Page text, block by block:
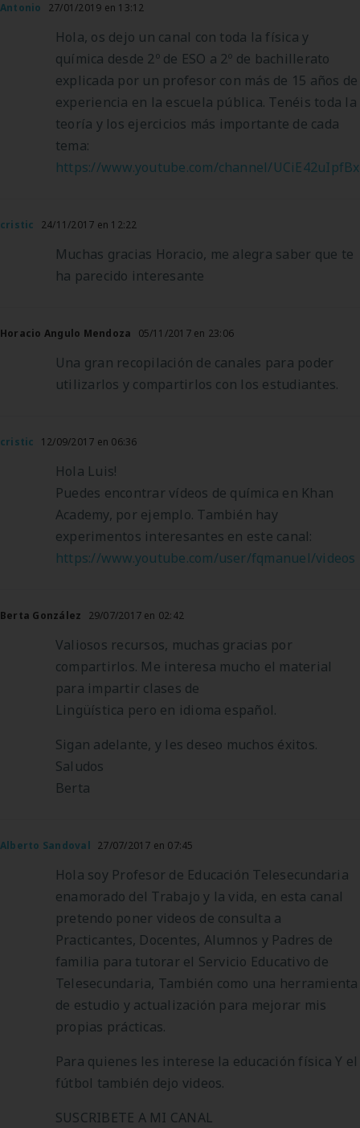
Antonio 27/01/2019 en 13:12
Hola, os dejo un canal con toda la física y
química desde 2º de ESO a 2º de bachillerato
explicada por un profesor con más de 15 años de
experiencia en la escuela pública. Tenéis toda la
teoría y los ejercicios más importante de cada
tema:
https://www.youtube.com/channel/
cristic 24/11/2017 en 12:22
Muchas gracias Horacio, me alegra saber que te
ha parecido interesante
Horacio Angulo Mendoza 05/11/2017 en 23:06
Una gran recopilación de canales para poder
utilizarlos y compartirlos con los estudiantes.
cristic 12/09/2017 en 06:36
Hola Luis!
Puedes encontrar vídeos de química en Khan
Academy, por ejemplo. También hay
experimentos interesantes en este canal:
https://www.youtube.com/user/fqmanuel/videos
Berta González 29/07/2017 en 02:42
Valiosos recursos, muchas gracias por
compartirlos. Me interesa mucho el material
para impartir clases de
Lingüística pero en idioma español.
Sigan adelante, y les deseo muchos éxitos.
Saludos
Berta
Alberto Sandoval 27/07/2017 en 07:45
Hola soy Profesor de Educación Telesecundaria
enamorado del Trabajo y la vida, en esta canal
pretendo poner videos de consulta a
Practicantes, Docentes, Alumnos y Padres de
familia para tutorar el Servicio Educativo de
Telesecundaria, También como una herramienta
de estudio y actualización para mejorar mis
propias prácticas.
Para quienes les interese la educación física Y el
fútbol también dejo videos.
SUSCRIBETE A MI CANAL